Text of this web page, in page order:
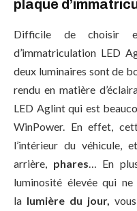
plaque
Difficile de choisir
d’immatriculation LED
deux luminaires sont de
rendu en matière
LED Aglint qui est
WinPower. En effet,
l’intérieur du véhicule,
arrière, phares… En
luminosité élevée qui
la lumière du jour,